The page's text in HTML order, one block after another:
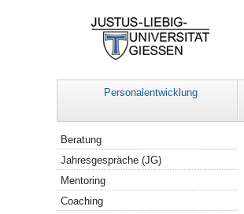
Personalentwicklung
Navigation
Beratung
Jahresgespräche (JG)
Mentoring
Coaching